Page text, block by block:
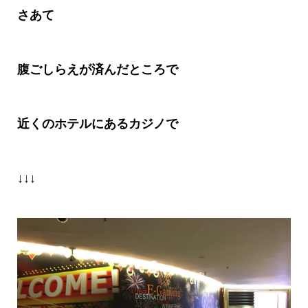
さあて
腹ごしらえが済んだところで
近くのホテルにあるカジノで
↓↓↓